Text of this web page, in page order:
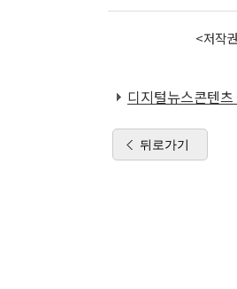
<저작
디지털뉴스콘텐
뒤로가기